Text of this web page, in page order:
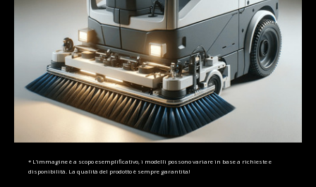
* L’immagine è a scopo esemplificativo, i modelli possono variare in base a richieste e
disponibilità. La qualità del prodotto è sempre garantita!